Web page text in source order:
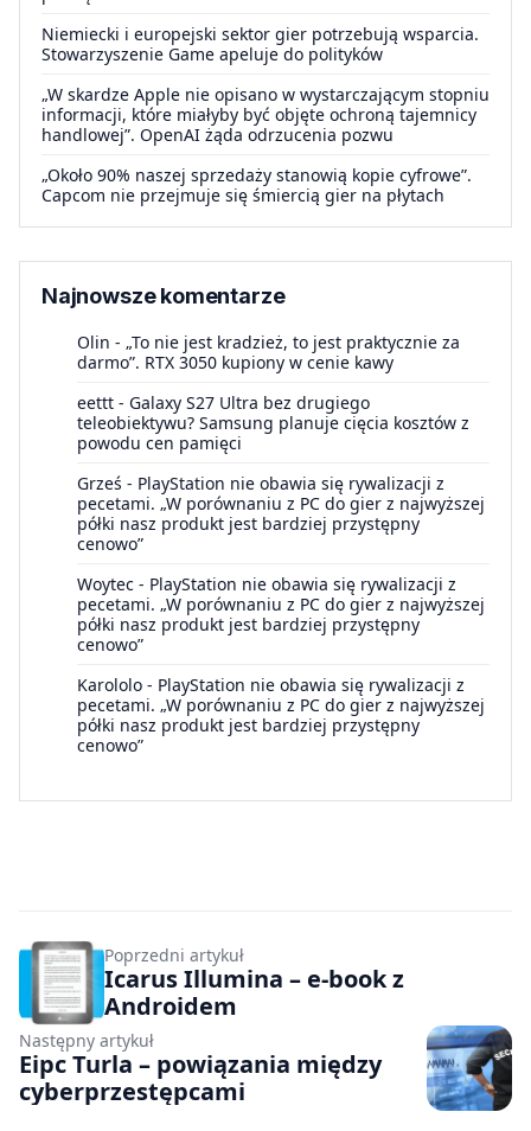
Niemiecki i europejski sektor gier potrzebują wsparcia.
Stowarzyszenie Game apeluje do polityków
„W skardze Apple nie opisano w wystarczającym stopniu
informacji, które miałyby być objęte ochroną tajemnicy
handlowej”. OpenAI żąda odrzucenia pozwu
„Około 90% naszej sprzedaży stanowią kopie cyfrowe”.
Capcom nie przejmuje się śmiercią gier na płytach
Najnowsze komentarze
Olin - „To nie jest kradzież, to jest praktycznie za
darmo”. RTX 3050 kupiony w cenie kawy
eettt - Galaxy S27 Ultra bez drugiego
teleobiektywu? Samsung planuje cięcia kosztów z
powodu cen pamięci
Grześ - PlayStation nie obawia się rywalizacji z
pecetami. „W porównaniu z PC do gier z najwyższej
półki nasz produkt jest bardziej przystępny
cenowo”
Woytec - PlayStation nie obawia się rywalizacji z
pecetami. „W porównaniu z PC do gier z najwyższej
półki nasz produkt jest bardziej przystępny
cenowo”
Karololo - PlayStation nie obawia się rywalizacji z
pecetami. „W porównaniu z PC do gier z najwyższej
półki nasz produkt jest bardziej przystępny
cenowo”
Poprzedni artykuł
Icarus Illumina – e-book z
Androidem
Następny artykuł
Eipc Turla – powiązania między
cyberprzestępcami